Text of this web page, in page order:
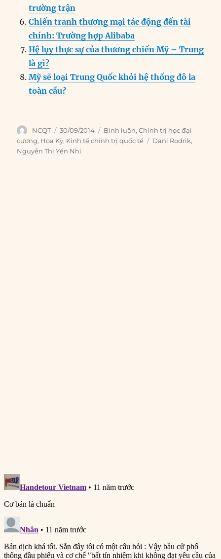
trường trận
Chiến tranh thương mại tác động đến tài
chính: Trường hợp Alibaba
Hệ lụy thực sự của thương chiến Mỹ – Trung
là gì?
Mỹ sẽ loại Trung Quốc khỏi hệ thống đô la
toàn cầu?
Author
NCQT
Posted
on
30/09/2014 Categories
Bình luận,Chính trị học đại
cương, Hoa Kỳ, Kinh tế chính trị quốc tế Tags
Dani Rodrik,
Nguyễn Thị Yến Nhi